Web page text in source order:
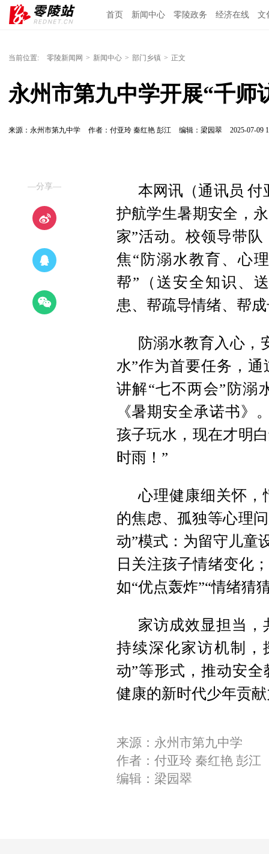
首页 新闻中心 零陵政务 经济在线 文
当前位置: 零陵新闻网 > 新闻中心 > 部门乡镇 > 正文
永州市第九中学开展“千师
来源：永州市第九中学 作者：付亚玲 秦红艳 彭江 编辑：梁园翠 2025-07-09
—分享—
本网讯（通讯员 付
护航学生暑期安全，
家”活动。校领导带
焦“防溺水教育、心
帮”（送安全知识、
患、帮疏导情绪、帮
防溺水教育入心，
水”作为首要任务，
讲解“七不两会”防溺
《暑期安全承诺书》
孩子玩水，现在才明
时雨！”
心理健康细关怀，
的焦虑、孤独等心理
动”模式：为留守儿童
日关注孩子情绪变化
如“优点轰炸”“情绪猜
家访成效显担当
持续深化家访机制，
动”等形式，推动安
健康的新时代少年贡
来源：永州市第九中学
作者：付亚玲 秦红艳 彭江
编辑：梁园翠